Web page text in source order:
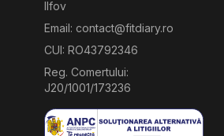
Ilfov
Email: contact@fitdiary.ro
CUI: RO43792346
Reg. Comertului:
J20/1001/173236